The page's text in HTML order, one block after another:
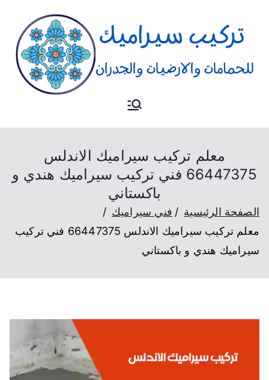
سيراميك
فني تركيب سيراميك للارضيات و
معلم تركيب سيراميك الاندلس
66447375 فني تركيب سيراميك هندي و
باكستاني
الصفحة الرئيسية
فني سيراميك
معلم تركيب سيراميك الاندلس 66447375 فني تركيب
سيراميك هندي و باكستاني